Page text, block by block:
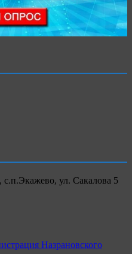
ул. Сакалова 5
Назрановского